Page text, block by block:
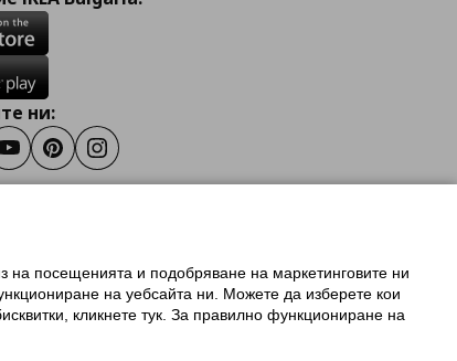
ни:
YoutubePinterestInstagram
на ikea.bg
на посещенията и подобряване на маркетинговите ни
на уебсайта ни. Можете да изберете кои
кликнете тук. За правилно функциониране на